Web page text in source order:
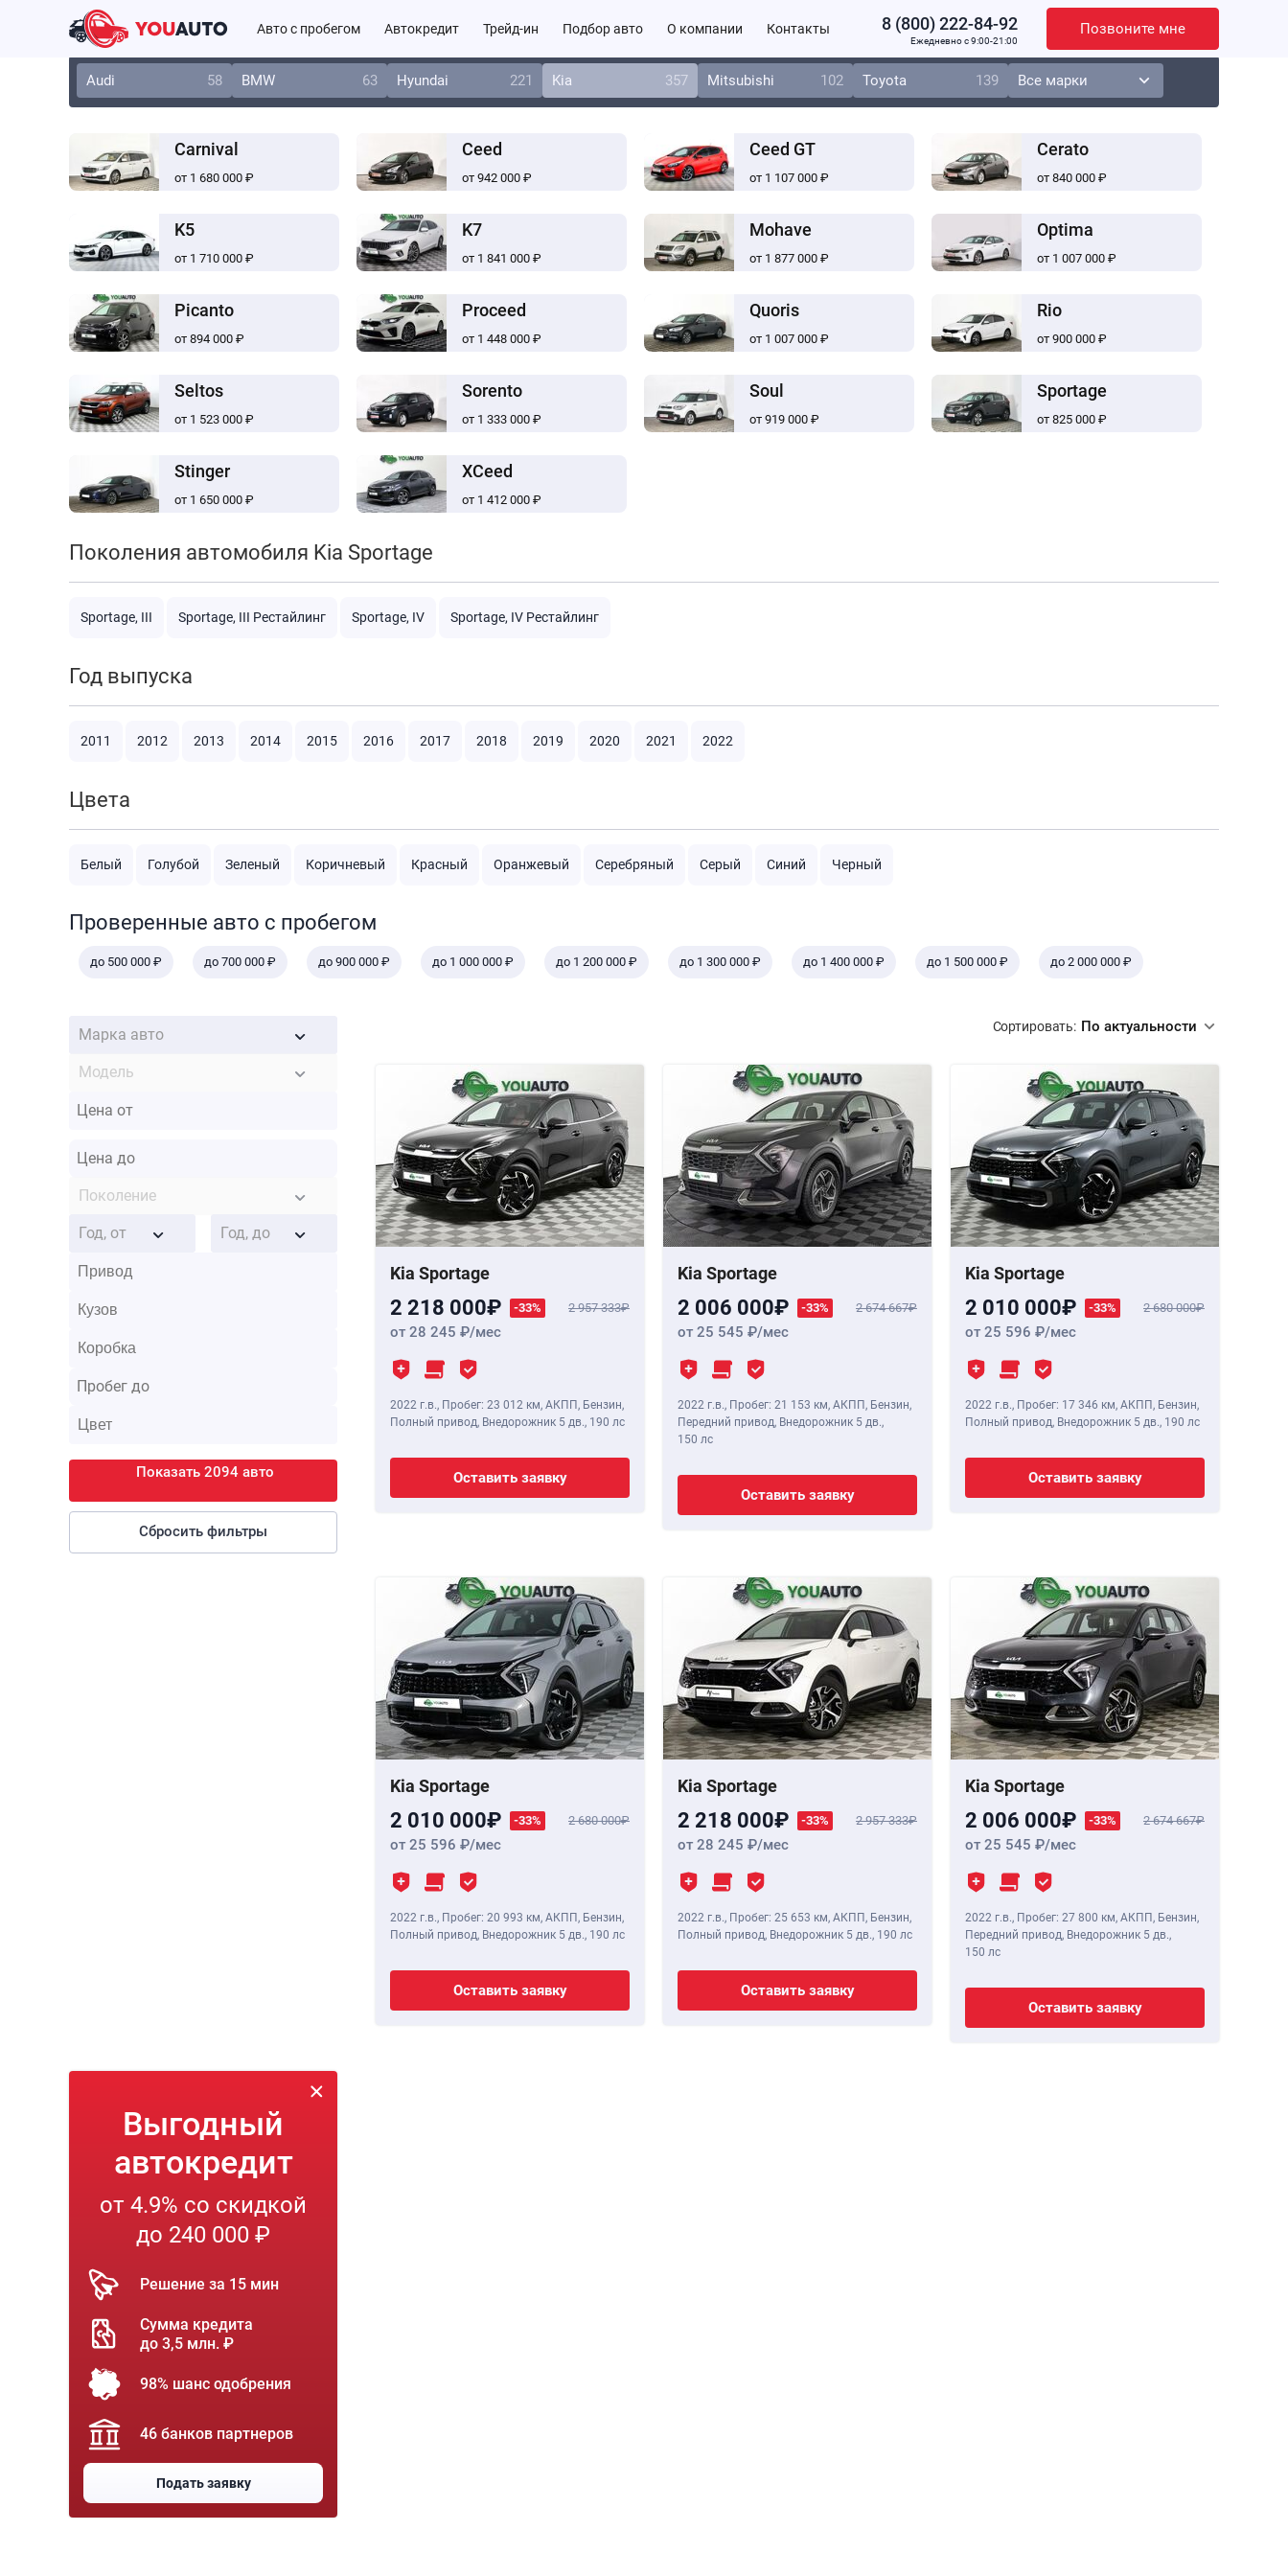
Авто с пробегом Автокредит Трейд-ин Подбор авто О компании Контакты 8 (800) 222-84-92
Ежедневно c 9:00-21:00
Позвоните мне
Audi 58 BMW 63 Hyundai 221 Kia 357 Mitsubishi 102 Toyota 139
Carnival
от 1 680 000 ₽
Ceed
от 942 000 ₽
Ceed GT
от 1 107 000 ₽
Cerato
от 840 000 ₽
K5
от 1 710 000 ₽
K7
от 1 841 000 ₽
Mohave
от 1 877 000 ₽
Optima
от 1 007 000 ₽
Picanto
от 894 000 ₽
Proceed
от 1 448 000 ₽
Quoris
от 1 007 000 ₽
Rio
от 900 000 ₽
Seltos
от 1 523 000 ₽
Sorento
от 1 333 000 ₽
Soul
от 919 000 ₽
Sportage
от 825 000 ₽
Stinger
от 1 650 000 ₽
XCeed
от 1 412 000 ₽
Поколения автомобиля Kia Sportage
Sportage, III Sportage, III Рестайлинг Sportage, IV Sportage, IV Рестайлинг
Год выпуска
2011 2012 2013 2014 2015 2016 2017 2018 2019 2020 2021 2022
Цвета
Белый Голубой Зеленый Коричневый Красный Оранжевый Серебряный Серый Синий Черный
Проверенные авто с пробегом
до 500 000 ₽ до 700 000 ₽ до 900 000 ₽ до 1 000 000 ₽ до 1 200 000 ₽ до 1 300 000 ₽ до 1 400 000 ₽ до 1 500 000 ₽ до 2 000 000 ₽
Марка авто
Модель
Поколение
Год, от Год, до
Показать 2094 авто
Сбросить фильтры
Сортировать: По актуальности
Kia Sportage
2 218 000 -33% 2 957 333
от 28 245 /мес
2022 г.в., Пробег: 23 012 км, АКПП, Бензин,
Полный привод, Внедорожник 5 дв., 190 лс
Оставить заявку
Kia Sportage
2 006 000 -33% 2 674 667
от 25 545 /мес
2022 г.в., Пробег: 21 153 км, АКПП, Бензин,
Передний привод, Внедорожник 5 дв.,
150 лс
Оставить заявку
Kia Sportage
2 010 000 -33% 2 680 000
от 25 596 /мес
2022 г.в., Пробег: 17 346 км, АКПП, Бензин,
Полный привод, Внедорожник 5 дв., 190 лс
Оставить заявку
Kia Sportage
2 010 000 -33% 2 680 000
от 25 596 /мес
2022 г.в., Пробег: 20 993 км, АКПП, Бензин,
Полный привод, Внедорожник 5 дв., 190 лс
Оставить заявку
Kia Sportage
2 218 000 -33% 2 957 333
от 28 245 /мес
2022 г.в., Пробег: 25 653 км, АКПП, Бензин,
Полный привод, Внедорожник 5 дв., 190 лс
Оставить заявку
Kia Sportage
2 006 000 -33% 2 674 667
от 25 545 /мес
2022 г.в., Пробег: 27 800 км, АКПП, Бензин,
Передний привод, Внедорожник 5 дв.,
150 лс
Оставить заявку
Выгодный
автокредит
от 4.9% со скидкой
до 240 000 ₽
Решение за 15 мин
Сумма кредита
до 3,5 млн. ₽
98% шанс одобрения
46 банков партнеров
Подать заявку